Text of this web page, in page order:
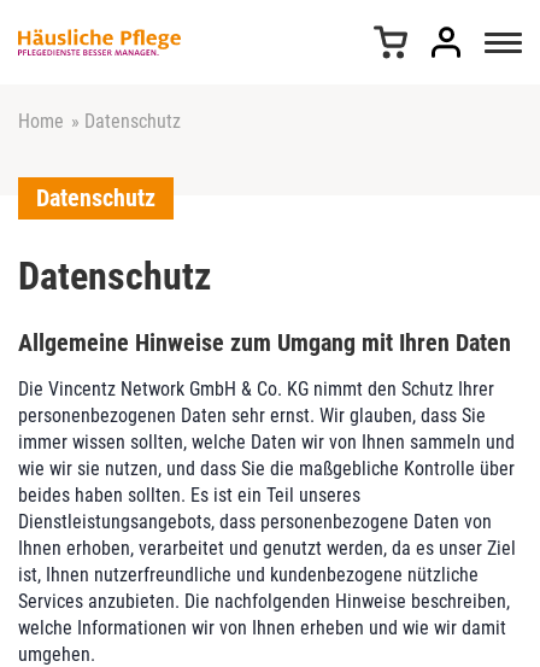
Home » Datenschutz
Datenschutz
Datenschutz
Allgemeine Hinweise zum Umgang mit Ihren Daten
Die Vincentz Network GmbH & Co. KG nimmt den Schutz Ihrer
personenbezogenen Daten sehr ernst. Wir glauben, dass Sie
immer wissen sollten, welche Daten wir von Ihnen sammeln und
wie wir sie nutzen, und dass Sie die maßgebliche Kontrolle über
beides haben sollten. Es ist ein Teil unseres
Dienstleistungsangebots, dass personenbezogene Daten von
Ihnen erhoben, verarbeitet und genutzt werden, da es unser Ziel
ist, Ihnen nutzerfreundliche und kundenbezogene nützliche
Services anzubieten. Die nachfolgenden Hinweise beschreiben,
welche Informationen wir von Ihnen erheben und wie wir damit
umgehen.